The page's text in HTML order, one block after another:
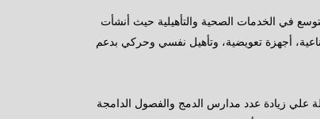
في الخدمات الصحية والتأهيلية حيث أنشأت
أجهزة تعويضية، وتأهيل نفسي وحركي بدعم
علي زيادة عدد مدارس الدمج والفصول الدامجة